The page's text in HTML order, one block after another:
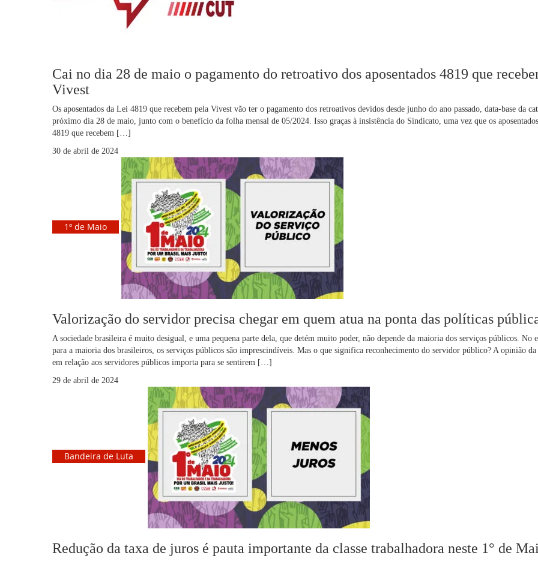
Cai no dia 28 de maio o pagamento do retroativo dos aposentados 4819 que
Vivest
Os aposentados da Lei 4819 que recebem pela Vivest vão ter o pagamento dos retroativos devidos desde junho do ano passado, data-base da
próximo dia 28 de maio, junto com o benefício da folha mensal de 05/2024. Isso graças à insistência do Sindicato, uma vez que os
4819 que recebem […]
30 de abril de 2024
1º de Maio
Valorização do servidor precisa chegar em quem atua na ponta das políticas
A sociedade brasileira é muito desigual, e uma pequena parte dela, que detém muito poder, não depende da maioria dos serviços públicos. No
para a maioria dos brasileiros, os serviços públicos são imprescindíveis. Mas o que significa reconhecimento do servidor público? A opinião da
em relação aos servidores públicos importa para se sentirem […]
29 de abril de 2024
Bandeira de Luta
Redução da taxa de juros é pauta importante da classe trabalhadora neste 1° de